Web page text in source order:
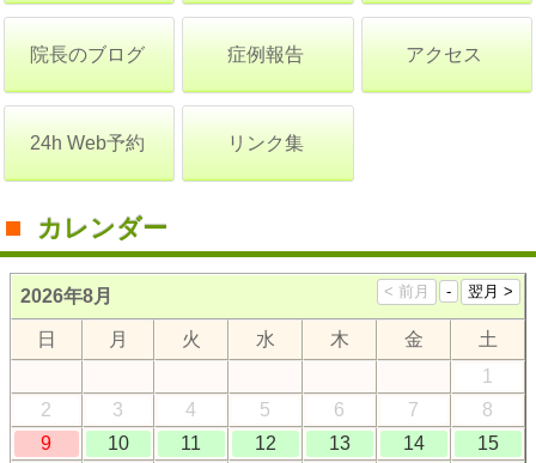
院長のブログ 症例報告 アクセス
24h Web予約 リンク集
カレンダー
2026年8月
日 月 火 水 木 金
土
1
2
3 4 5 6 7
8
9
10 11 12 13 14
15